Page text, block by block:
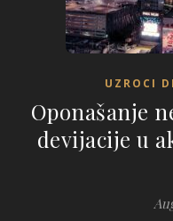
UZROCI
Oponašanje
devijacije u